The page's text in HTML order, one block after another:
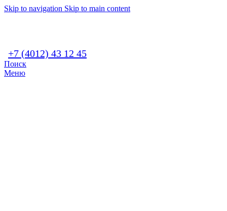
Skip to navigation Skip to main content
+7 (4012) 43 12 45
Поиск
Меню